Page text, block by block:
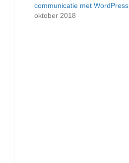
communicatie met WordPress
oktober 2018